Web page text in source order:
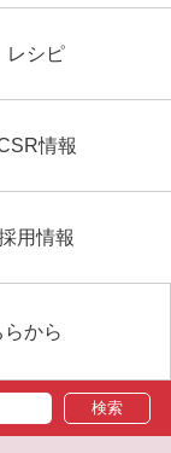
レシピ
情報
用情報
から
検索